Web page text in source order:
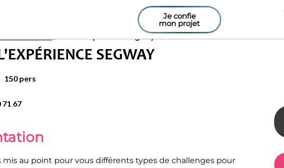
Je confie
mon projet
Vivez l’Expérience Segway
SEGWAY
150 pers
71 67
mis au point pour vous différents types de challenges pour